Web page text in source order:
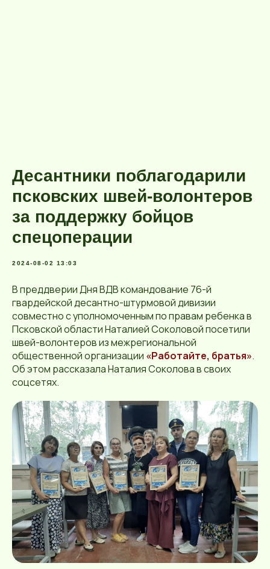
Десантники поблагодарили
псковских швей-волонтеров
за поддержку бойцов
спецоперации
2024-08-02 13:03
В преддверии Дня ВДВ командование 76-й
гвардейской десантно-штурмовой дивизии
совместно с уполномоченным по правам ребенка в
Псковской области Наталией Соколовой посетили
швей-волонтеров из межрегиональной
общественной организации «Работайте, братья».
Об этом рассказала Наталия Соколова в своих
соцсетях.